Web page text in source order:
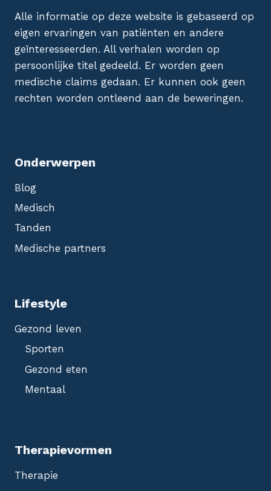
Alle informatie op deze website is gebaseerd op
eigen ervaringen van patiënten en andere
geïnteresseerden. All verhalen worden op
persoonlijke titel gedeeld. Er worden geen
medische claims gedaan. Er kunnen ook geen
rechten worden ontleend aan de beweringen.
Onderwerpen
Blog
Medisch
Tanden
Medische partners
Lifestyle
Gezond leven
Sporten
Gezond eten
Mentaal
Therapievormen
Therapie